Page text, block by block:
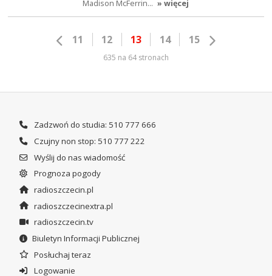
Madison McFerrin… » więcej
11 12 13 14 15
635 na 64 stronach
Zadzwoń do studia: 510 777 666
Czujny non stop: 510 777 222
Wyślij do nas wiadomość
Prognoza pogody
radioszczecin.pl
radioszczecinextra.pl
radioszczecin.tv
Biuletyn Informacji Publicznej
Posłuchaj teraz
Logowanie